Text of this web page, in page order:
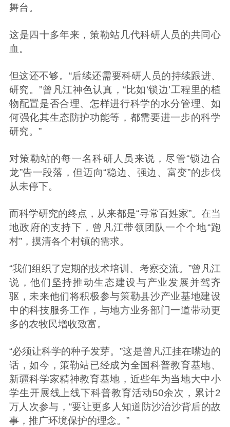
舞台。
这是四十多年来，策勒站几代科研人员的共同心
血。
但这还不够。“后续还需要科研人员的持续跟进、
研究。”曾凡江神色认真，“比如‘锁边’工程里的植
物配置是否合理、怎样进行科学的水分管理、如
何强化其生态防护功能等，都需要进一步的科学
研究。”
对策勒站的每一名科研人员来说，尽管“锁边合
龙”告一段落，但迈向“稳边、强边、富变”的步伐
从未停下。
而科学研究的终点，从来都是“寻常百姓家”。在当
地政府的支持下，曾凡江带领团队一个个地“跑
村”，摸清各个村镇的需求。
“我们组织了定期的技术培训、考察交流。”曾凡江
说，他们坚持推动生态建设与产业发展并驾齐
驱，未来他们将积极参与策勒县沙产业基地建设
中的科技服务工作，与地方业务部门一道带动更
多的农牧民增收致富。
“必须让科学的种子发芽。”这是曾凡江挂在嘴边的
话，如今，策勒站已经成为全国科普教育基地、
新疆科学家精神教育基地，近些年为当地大中小
学生开展线上线下科普教育活动50余次，累计2
万人次参与，“要让更多人知道防沙治沙背后的故
事，推广环境保护的理念。”